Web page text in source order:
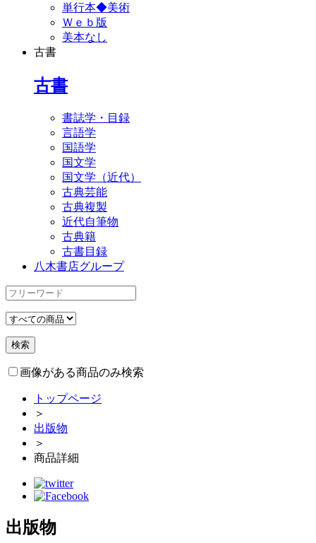
単行本◆美術
Ｗｅｂ版
美本なし
古書
古書
書誌学・目録
言語学
国語学
国文学
国文学（近代）
古典芸能
古典複製
近代自筆物
古典籍
古書目録
八木書店グループ
画像がある商品のみ検索
トップページ
＞
出版物
＞
商品詳細
出版物